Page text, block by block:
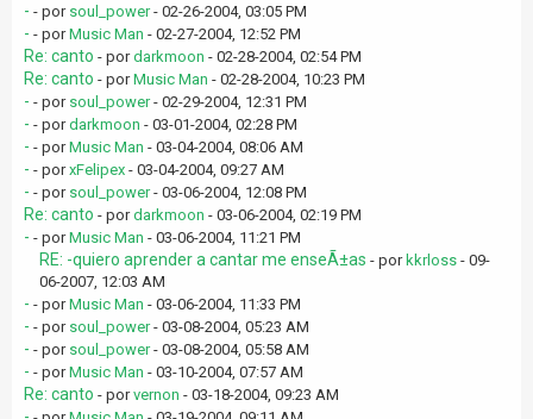
- - por soul_power- 02-26-2004, 03:05 PM
- - porMusic Man - 02-27-2004, 12:52 PM
Re: canto - pordarkmoon - 02-28-2004, 02:54 PM
Re: canto - porMusic Man - 02-28-2004, 10:23 PM
- - por soul_power- 02-29-2004, 12:31 PM
- - pordarkmoon - 03-01-2004, 02:28 PM
- - porMusic Man - 03-04-2004, 08:06 AM
- - porxFelipex - 03-04-2004, 09:27 AM
- - por soul_power- 03-06-2004, 12:08 PM
Re: canto - pordarkmoon - 03-06-2004, 02:19 PM
- - porMusic Man - 03-06-2004, 11:21 PM
RE: -quiero aprender a cantar me enseÃ±as - por kkrloss - 09-
06-2007, 12:03 AM
- - porMusic Man - 03-06-2004, 11:33 PM
- - por soul_power- 03-08-2004, 05:23 AM
- - por soul_power- 03-08-2004, 05:58 AM
- - porMusic Man - 03-10-2004, 07:57 AM
Re: canto - porvernon - 03-18-2004, 09:23 AM